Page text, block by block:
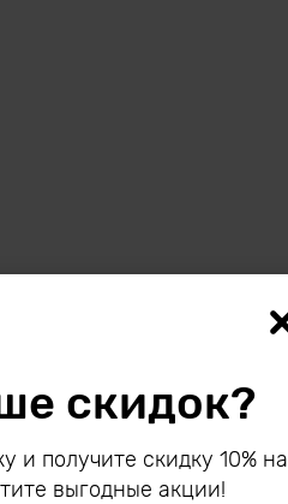
скидок?
и получите скидку 10% на
выгодные акции!